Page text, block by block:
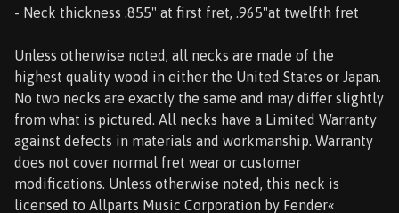
- Neck thickness .855" at first fret, .965"at twelfth fret
Unless otherwise noted, all necks are made of the
highest quality wood in either the United States or Japan.
No two necks are exactly the same and may differ slightly
from what is pictured. All necks have a Limited Warranty
against defects in materials and workmanship. Warranty
does not cover normal fret wear or customer
modifications. Unless otherwise noted, this neck is
licensed to Allparts Music Corporation by Fender«